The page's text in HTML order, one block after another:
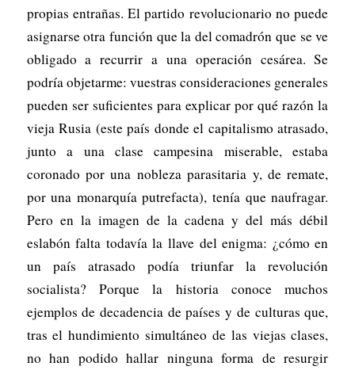
propias entrañas. El partido revolucionario no puede
asignarse otra función que la del comadrón que se ve
obligado a recurrir a una operación cesárea. Se
podría objetarme: vuestras consideraciones generales
pueden ser suficientes para explicar por qué razón la
vieja Rusia (este país donde el capitalismo atrasado,
junto a una clase campesina miserable, estaba
coronado por una nobleza parasitaria y, de remate,
por una monarquía putrefacta), tenía que naufragar.
Pero en la imagen de la cadena y del más débil
eslabón falta todavía la llave del enigma: ¿cómo en
un país atrasado podía triunfar la revolución
socialista? Porque la historia conoce muchos
ejemplos de decadencia de países y de culturas que,
tras el hundimiento simultáneo de las viejas clases,
no han podido hallar ninguna forma de resurgir